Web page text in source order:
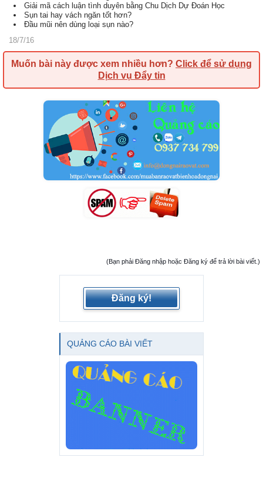
Giải mã cách luận tình duyên bằng Chu Dịch Dự Đoán Học
Sụn tai hay vách ngăn tốt hơn?
Đầu mũi nên dùng loại sụn nào?
18/7/16
Muốn bài này được xem nhiều hơn? Click để sử dụng
Dịch vụ Đẩy tin
(Bạn phải Đăng nhập hoặc Đăng ký để trả lời bài viết.)
Đăng ký!
QUẢNG CÁO BÀI VIẾT